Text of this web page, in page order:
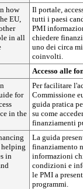
how
EU,
in all
Il portale,
tutti i paesi
PMI
chiedere
uno dei circa
coinvolti.
Accesso alle
for
in the
Per facilitare
Commissione
guida pratica
su come
finanziamenti
helping
in
La guida
finanziamento
informazioni
condizioni e
le PMI a
programmi.